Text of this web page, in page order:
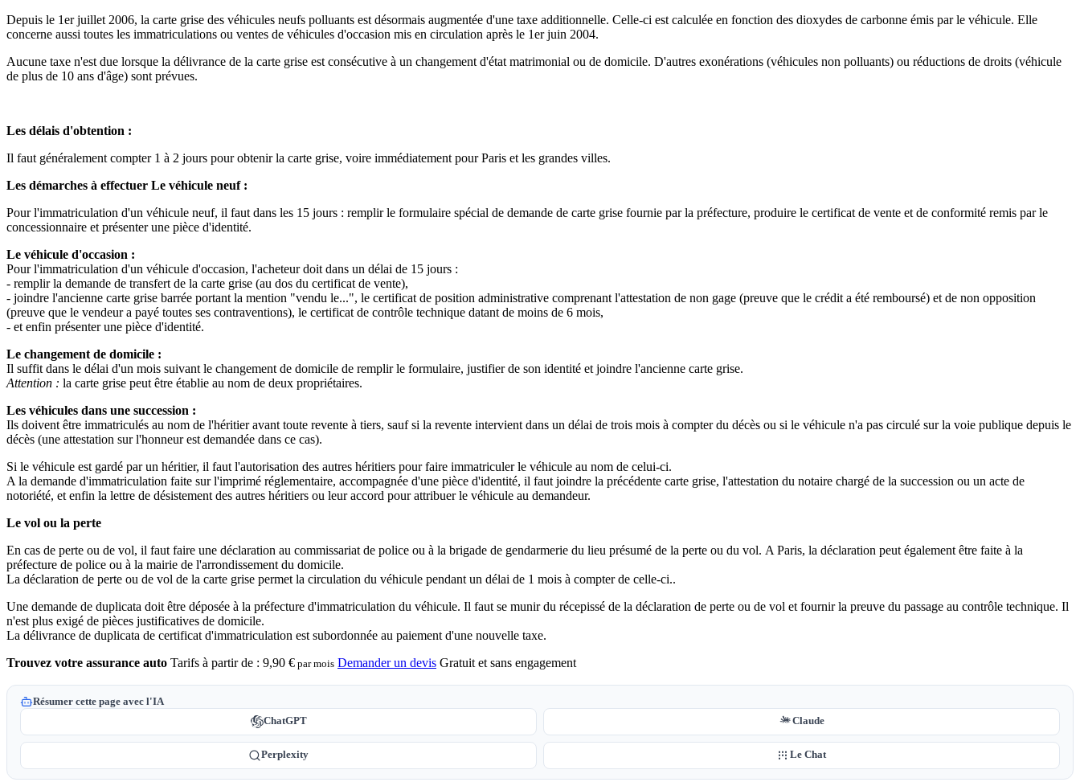
Depuis le 1er juillet 2006, la carte grise des véhicules neufs polluants est désormais augmentée d'une taxe additionnelle. Celle-ci est calculée en fonction des dioxydes de carbonne émis par le véhicule. Elle
concerne aussi toutes les immatriculations ou ventes de véhicules d'occasion mis en circulation après le 1er juin 2004.
Aucune taxe n'est due lorsque la délivrance de la carte grise est consécutive à un changement d'état matrimonial ou de domicile. D'autres exonérations (véhicules non polluants) ou réductions de droits (véhicule
de plus de 10 ans d'âge) sont prévues.
Les délais d'obtention :
Il faut généralement compter 1 à 2 jours pour obtenir la carte grise, voire immédiatement pour Paris et les grandes villes.
Les démarches à effectuer Le véhicule neuf :
Pour l'immatriculation d'un véhicule neuf, il faut dans les 15 jours : remplir le formulaire spécial de demande de carte grise fournie par la préfecture, produire le certificat de vente et de conformité remis par le
concessionnaire et présenter une pièce d'identité.
Le véhicule d'occasion :
Pour l'immatriculation d'un véhicule d'occasion, l'acheteur doit dans un délai de 15 jours :
- remplir la demande de transfert de la carte grise (au dos du certificat de vente),
- joindre l'ancienne carte grise barrée portant la mention "vendu le...", le certificat de position administrative comprenant l'attestation de non gage (preuve que le crédit a été remboursé) et de non opposition
(preuve que le vendeur a payé toutes ses contraventions), le certificat de contrôle technique datant de moins de 6 mois,
- et enfin présenter une pièce d'identité.
Le changement de domicile :
Il suffit dans le délai d'un mois suivant le changement de domicile de remplir le formulaire, justifier de son identité et joindre l'ancienne carte grise.
Attention : la carte grise peut être établie au nom de deux propriétaires.
Les véhicules dans une succession :
Ils doivent être immatriculés au nom de l'héritier avant toute revente à tiers, sauf si la revente intervient dans un délai de trois mois à compter du décès ou si le véhicule n'a pas circulé sur la voie publique depuis le
décès (une attestation sur l'honneur est demandée dans ce cas).
Si le véhicule est gardé par un héritier, il faut l'autorisation des autres héritiers pour faire immatriculer le véhicule au nom de celui-ci.
A la demande d'immatriculation faite sur l'imprimé réglementaire, accompagnée d'une pièce d'identité, il faut joindre la précédente carte grise, l'attestation du notaire chargé de la succession ou un acte de
notoriété, et enfin la lettre de désistement des autres héritiers ou leur accord pour attribuer le véhicule au demandeur.
Le vol ou la perte
En cas de perte ou de vol, il faut faire une déclaration au commissariat de police ou à la brigade de gendarmerie du lieu présumé de la perte ou du vol. A Paris, la déclaration peut également être faite à la
préfecture de police ou à la mairie de l'arrondissement du domicile.
La déclaration de perte ou de vol de la carte grise permet la circulation du véhicule pendant un délai de 1 mois à compter de celle-ci..
Une demande de duplicata doit être déposée à la préfecture d'immatriculation du véhicule. Il faut se munir du récepissé de la déclaration de perte ou de vol et fournir la preuve du passage au contrôle technique. Il
n'est plus exigé de pièces justificatives de domicile.
La délivrance de duplicata de certificat d'immatriculation est subordonnée au paiement d'une nouvelle taxe.
Trouvez votre assurance auto Tarifs à partir de : 9,90 € par mois Demander un devis Gratuit et sans engagement
Résumer cette page avec l'IA
ChatGPT Claude
Perplexity Le Chat